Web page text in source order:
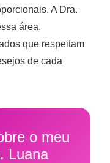
A Dra.
área,
que respeitam
de cada
o meu
Luana